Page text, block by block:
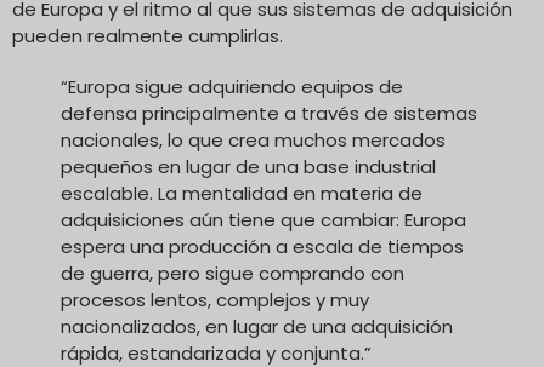
de Europa y el ritmo al que sus sistemas de adquisición
pueden realmente cumplirlas.
“Europa sigue adquiriendo equipos de
defensa principalmente a través de sistemas
nacionales, lo que crea muchos mercados
pequeños en lugar de una base industrial
escalable. La mentalidad en materia de
adquisiciones aún tiene que cambiar: Europa
espera una producción a escala de tiempos
de guerra, pero sigue comprando con
procesos lentos, complejos y muy
nacionalizados, en lugar de una adquisición
rápida, estandarizada y conjunta.”